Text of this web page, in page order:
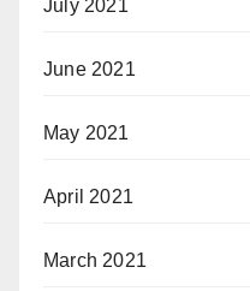
July 2021
June 2021
May 2021
April 2021
March 2021